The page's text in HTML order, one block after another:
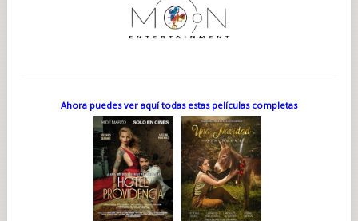
Ahora puedes ver aquí todas estas películas completas